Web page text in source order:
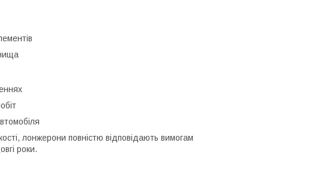
лонжерони повністю відповідають вимогам
роки.